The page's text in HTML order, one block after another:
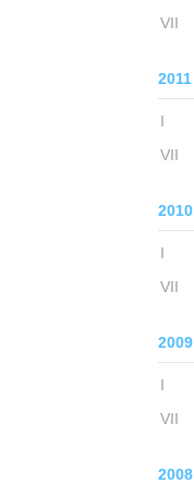
VII
2011
I
VII
2010
I
VII
2009
I
VII
2008